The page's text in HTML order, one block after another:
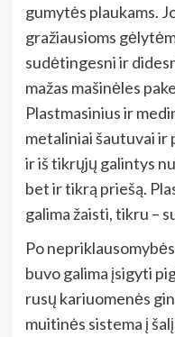
gumytės plaukams.
gražiausioms
sudėtingesni ir
mažas mašinėles
Plastmasinius ir
metaliniai šautuvai
ir iš tikrųjų galintys
bet ir tikrą priešą.
galima žaisti, tikru –
Po
buvo galima įsigyti
rusų kariuomenės
muitinės sistema į